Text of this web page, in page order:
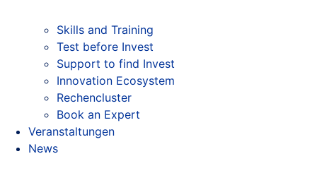
Skills and Training
Test before Invest
Support to find Invest
Innovation Ecosystem
Rechencluster​
Book an Expert
Veranstaltungen
News